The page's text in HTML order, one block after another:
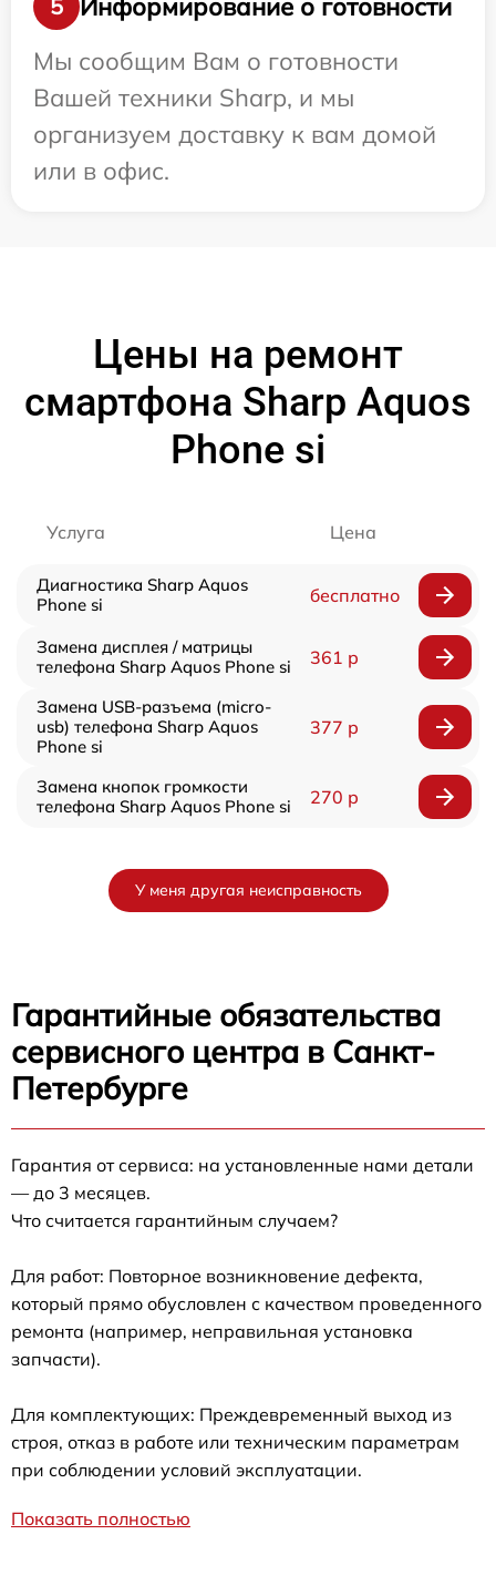
5
Информирование о готовности
Мы сообщим Вам о готовности
Вашей техники Sharp, и мы
организуем доставку к вам домой
или в офис.
Цены на ремонт
смартфона Sharp Aquos
Phone si
Услуга Цена
Диагностика Sharp Aquos
Phone si
бесплатно
Замена дисплея / матрицы
телефона Sharp Aquos Phone si
361 р
Замена USB-разъема (micro-
usb) телефона Sharp Aquos
Phone si
377 р
Замена кнопок громкости
телефона Sharp Aquos Phone si
270 р
У меня другая неисправность
Гарантийные обязательства
сервисного центра в Санкт-
Петербурге
Гарантия от сервиса: на установленные нами детали
— до 3 месяцев.
Что считается гарантийным случаем?
Для работ: Повторное возникновение дефекта,
который прямо обусловлен с качеством проведенного
ремонта (например, неправильная установка
запчасти).
Для комплектующих: Преждевременный выход из
строя, отказ в работе или техническим параметрам
при соблюдении условий эксплуатации.
Показать полностью